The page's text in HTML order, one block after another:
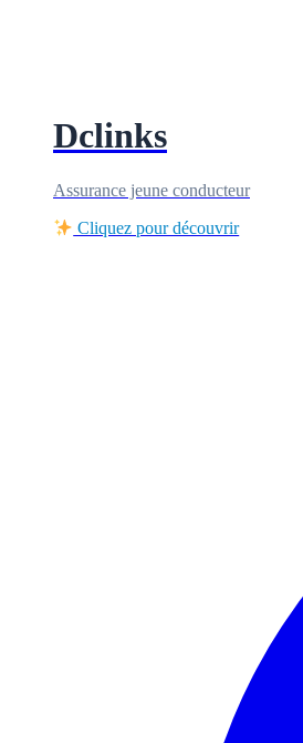
Dclinks
Assurance jeune conducteur
Cliquez pour découvrir